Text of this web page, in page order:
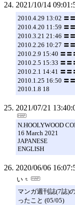
2021/10/14
2010.4.29 13:02 〓
2010.4.20 11:59 〓
2010.3.21 21:46 〓
2010.2.26 10:27 〓
2010.2.9 15:40 〓〓
2010.2.5 15:33 〓〓
2010.2.1 14:41 〓〓
2010.1.25 16:50 〓
2010.1.8 18
2021/07/21
N.HOOLYWOOD
16 March 2021
JAPANESE
ENGLISH
2020/06/06
ぃ
マンガ週刊誌(7誌)
ったこと (05/05)